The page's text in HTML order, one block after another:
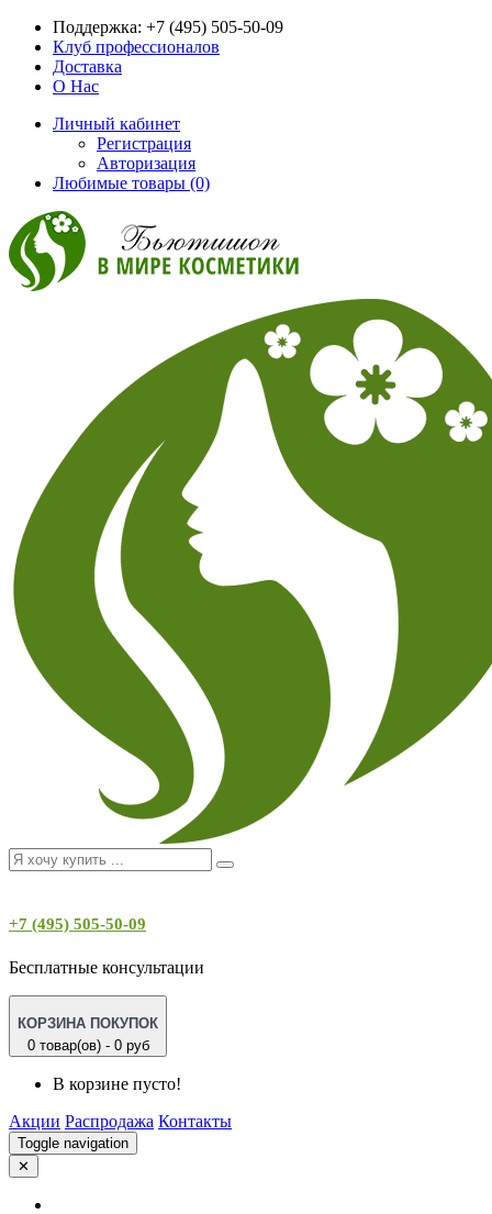
Поддержка: +7 (495) 505-50-09
Клуб профессионалов
Доставка
О Нас
Личный кабинет
Регистрация
Авторизация
Любимые товары (0)
+7 (495) 505-50-09
Бесплатные консультации
КОРЗИНА ПОКУПОК
0 товар(ов) - 0 руб
В корзине пусто!
Акции Распродажа Контакты
Toggle navigation
✕